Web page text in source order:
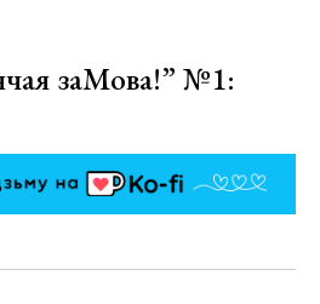
заМова!” №1: